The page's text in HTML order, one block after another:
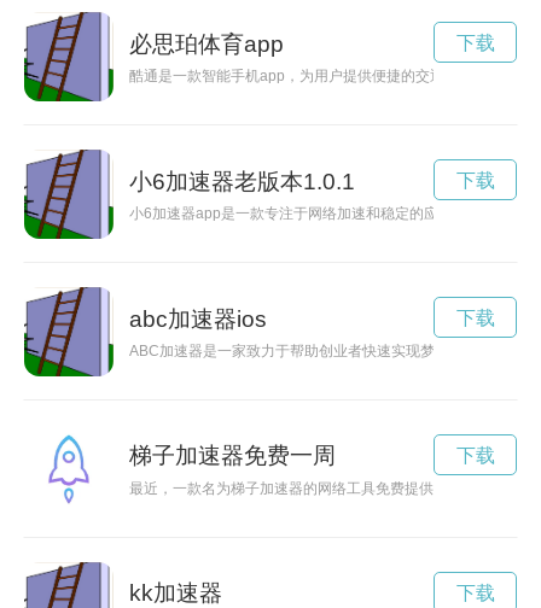
必思珀体育app
酷通是一款智能手机app，为用户提供便捷的交通出行服务，让
下载
小6加速器老版本1.0.1
小6加速器app是一款专注于网络加速和稳定的应用程序。通过
下载
abc加速器ios
ABC加速器是一家致力于帮助创业者快速实现梦想的机构。通
下载
梯子加速器免费一周
最近，一款名为梯子加速器的网络工具免费提供给用户使用，
下载
kk加速器 下载